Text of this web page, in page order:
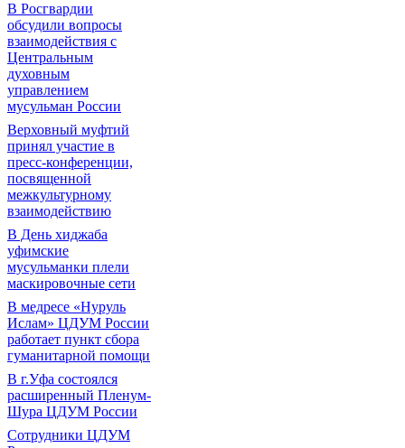
В Росгвардии
обсудили вопросы
взаимодействия с
Центральным
духовным
управлением
мусульман России
Верховный муфтий
принял участие в
пресс-конференции,
посвященной
межкультурному
взаимодействию
В День хиджаба
уфимские
мусульманки плели
маскировочные сети
В медресе «Нуруль
Ислам» ЦДУМ России
работает пункт сбора
гуманитарной помощи
В г.Уфа состоялся
расширенный Пленум-
Шура ЦДУМ России
Сотрудники ЦДУМ